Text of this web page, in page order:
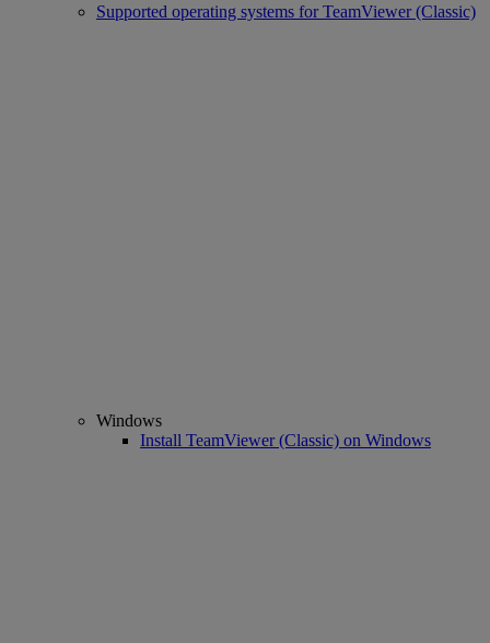
Supported operating systems for TeamViewer (Classic)
Windows
Install TeamViewer (Classic) on Windows